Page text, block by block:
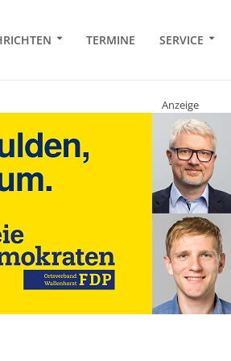
TERMINE SERVICE
Anzeige